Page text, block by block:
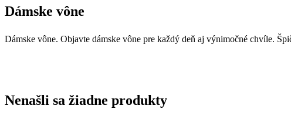
Dámske vône
Dámske vône. Objavte dámske vône pre každý deň aj výnimočné chvíle.
Nenašli sa žiadne produkty